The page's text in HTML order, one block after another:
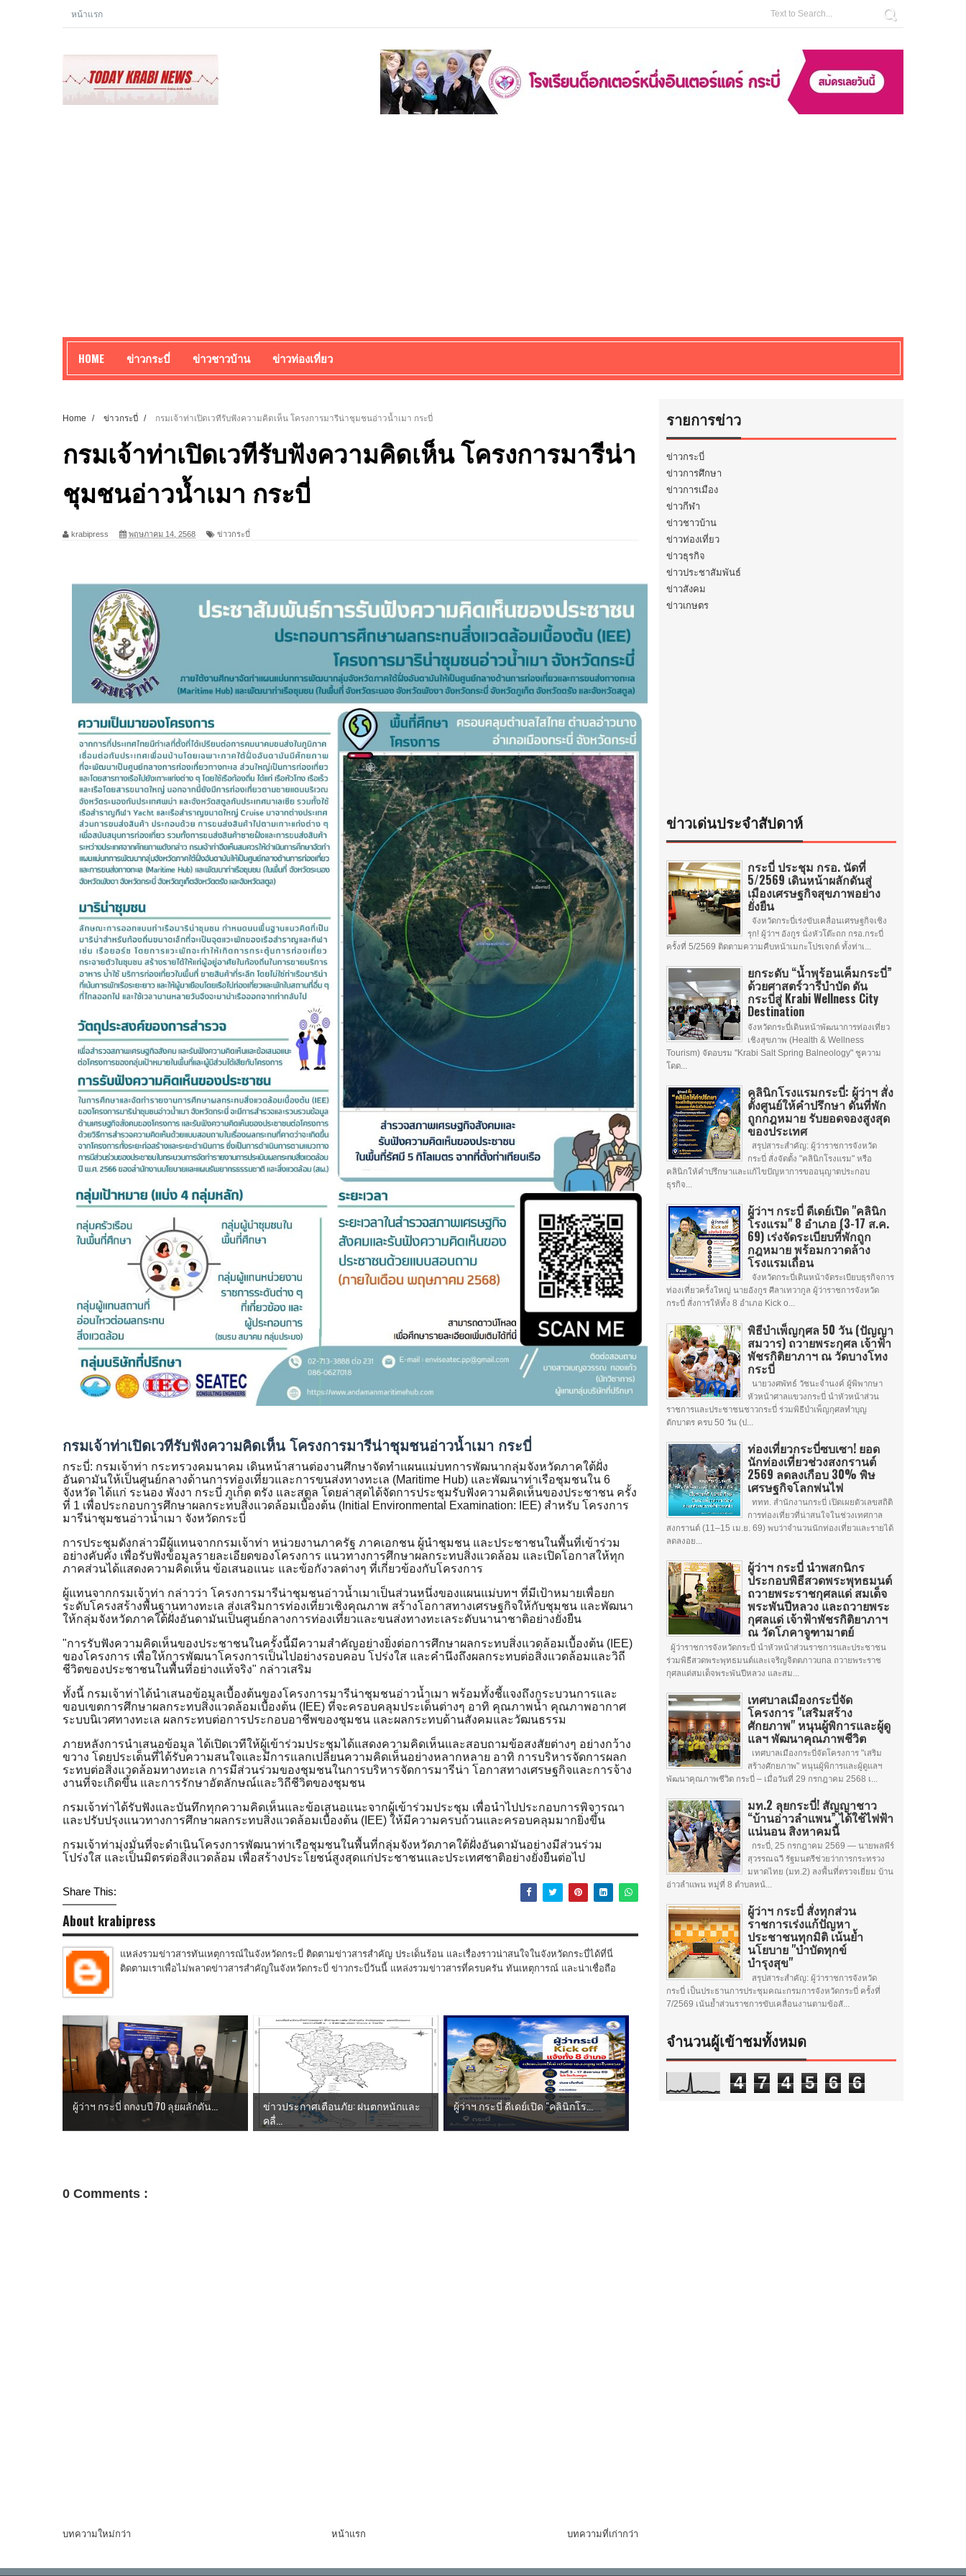
หน้าแรก
HOME ข่าวกระบี่ ข่าวชาวบ้าน ข่าวท่องเที่ยว
Home / ข่าวกระบี่ / กรมเจ้าท่าเปิดเวทีรับฟังความคิดเห็น โครงการมารีน่าชุมชนอ่าวน้ำเมา กระบี่
กรมเจ้าท่าเปิดเวทีรับฟังความคิดเห็น โครงการมารีน่า
ชุมชนอ่าวน้ำเมา กระบี่
krabipress พฤษภาคม 14, 2568 ข่าวกระบี่
กรมเจ้าท่าเปิดเวทีรับฟังความคิดเห็น โครงการมารีน่าชุมชนอ่าวน้ำเมา กระบี่
กระบี่: กรมเจ้าท่า กระทรวงคมนาคม เดินหน้าสานต่องานศึกษาจัดทำแผนแม่บทการพัฒนากลุ่มจังหวัดภาคใต้ฝั่ง
อันดามันให้เป็นศูนย์กลางด้านการท่องเที่ยวและการขนส่งทางทะเล (Maritime Hub) และพัฒนาท่าเรือชุมชนใน 6
จังหวัด ได้แก่ ระนอง พังงา กระบี่ ภูเก็ต ตรัง และสตูล โดยล่าสุดได้จัดการประชุมรับฟังความคิดเห็นของประชาชน ครั้ง
ที่ 1 เพื่อประกอบการศึกษาผลกระทบสิ่งแวดล้อมเบื้องต้น (Initial Environmental Examination: IEE) สำหรับ โครงการ
มารีน่าชุมชนอ่าวน้ำเมา จังหวัดกระบี่
การประชุมดังกล่าวมีผู้แทนจากกรมเจ้าท่า หน่วยงานภาครัฐ ภาคเอกชน ผู้นำชุมชน และประชาชนในพื้นที่เข้าร่วม
อย่างคับคั่ง เพื่อรับฟังข้อมูลรายละเอียดของโครงการ แนวทางการศึกษาผลกระทบสิ่งแวดล้อม และเปิดโอกาสให้ทุก
ภาคส่วนได้แสดงความคิดเห็น ข้อเสนอแนะ และข้อกังวลต่างๆ ที่เกี่ยวข้องกับโครงการ
ผู้แทนจากกรมเจ้าท่า กล่าวว่า โครงการมารีน่าชุมชนอ่าวน้ำเมาเป็นส่วนหนึ่งของแผนแม่บทฯ ที่มีเป้าหมายเพื่อยก
ระดับโครงสร้างพื้นฐานทางทะเล ส่งเสริมการท่องเที่ยวเชิงคุณภาพ สร้างโอกาสทางเศรษฐกิจให้กับชุมชน และพัฒนา
ให้กลุ่มจังหวัดภาคใต้ฝั่งอันดามันเป็นศูนย์กลางการท่องเที่ยวและขนส่งทางทะเลระดับนานาชาติอย่างยั่งยืน
"การรับฟังความคิดเห็นของประชาชนในครั้งนี้มีความสำคัญอย่างยิ่งต่อการศึกษาผลกระทบสิ่งแวดล้อมเบื้องต้น (IEE)
ของโครงการ เพื่อให้การพัฒนาโครงการเป็นไปอย่างรอบคอบ โปร่งใส และคำนึงถึงผลกระทบต่อสิ่งแวดล้อมและวิถี
ชีวิตของประชาชนในพื้นที่อย่างแท้จริง" กล่าวเสริม
ทั้งนี้ กรมเจ้าท่าได้นำเสนอข้อมูลเบื้องต้นของโครงการมารีน่าชุมชนอ่าวน้ำเมา พร้อมทั้งชี้แจงถึงกระบวนการและ
ขอบเขตการศึกษาผลกระทบสิ่งแวดล้อมเบื้องต้น (IEE) ที่จะครอบคลุมประเด็นต่างๆ อาทิ คุณภาพน้ำ คุณภาพอากาศ
ระบบนิเวศทางทะเล ผลกระทบต่อการประกอบอาชีพของชุมชน และผลกระทบด้านสังคมและวัฒนธรรม
ภายหลังการนำเสนอข้อมูล ได้เปิดเวทีให้ผู้เข้าร่วมประชุมได้แสดงความคิดเห็นและสอบถามข้อสงสัยต่างๆ อย่างกว้าง
ขวาง โดยประเด็นที่ได้รับความสนใจและมีการแลกเปลี่ยนความคิดเห็นอย่างหลากหลาย อาทิ การบริหารจัดการผลก
ระทบต่อสิ่งแวดล้อมทางทะเล การมีส่วนร่วมของชุมชนในการบริหารจัดการมารีน่า โอกาสทางเศรษฐกิจและการจ้าง
งานที่จะเกิดขึ้น และการรักษาอัตลักษณ์และวิถีชีวิตของชุมชน
กรมเจ้าท่าได้รับฟังและบันทึกทุกความคิดเห็นและข้อเสนอแนะจากผู้เข้าร่วมประชุม เพื่อนำไปประกอบการพิจารณา
และปรับปรุงแนวทางการศึกษาผลกระทบสิ่งแวดล้อมเบื้องต้น (IEE) ให้มีความครบถ้วนและครอบคลุมมากยิ่งขึ้น
กรมเจ้าท่ามุ่งมั่นที่จะดำเนินโครงการพัฒนาท่าเรือชุมชนในพื้นที่กลุ่มจังหวัดภาคใต้ฝั่งอันดามันอย่างมีส่วนร่วม
โปร่งใส และเป็นมิตรต่อสิ่งแวดล้อม เพื่อสร้างประโยชน์สูงสุดแก่ประชาชนและประเทศชาติอย่างยั่งยืนต่อไป
Share This:
About krabipress
แหล่งรวมข่าวสารทันเหตุการณ์ในจังหวัดกระบี่ ติดตามข่าวสารสำคัญ ประเด็นร้อน และเรื่องราวน่าสนใจในจังหวัดกระบี่ได้ที่นี่
ติดตามเราเพื่อไม่พลาดข่าวสารสำคัญในจังหวัดกระบี่ ข่าวกระบี่วันนี้ แหล่งรวมข่าวสารที่ครบครัน ทันเหตุการณ์ และน่าเชื่อถือ
ผู้ว่าฯ กระบี่ ถกงบปี 70 ลุยผลักดัน...
ข่าวประกาศเตือนภัย: ฝนตกหนักและ
คลื่...
ผู้ว่าฯ กระบี่ ดีเดย์เปิด "คลินิกโร...
0 Comments :
บทความใหม่กว่า บทความที่เก่ากว่า
หน้าแรก
รายการข่าว
ข่าวกระบี่
ข่าวการศึกษา
ข่าวการเมือง
ข่าวกีฬา
ข่าวชาวบ้าน
ข่าวท่องเที่ยว
ข่าวธุรกิจ
ข่าวประชาสัมพันธ์
ข่าวสังคม
ข่าวเกษตร
ข่าวเด่นประจำสัปดาห์
กระบี่ ประชุม กรอ. นัดที่
5/2569 เดินหน้าผลักดันสู่
เมืองเศรษฐกิจสุขภาพอย่าง
ยั่งยืน
จังหวัดกระบี่เร่งขับเคลื่อนเศรษฐกิจเชิง
รุก! ผู้ว่าฯ อังกูร นั่งหัวโต๊ะถก กรอ.กระบี่
ครั้งที่ 5/2569 ติดตามความคืบหน้าเมกะโปรเจกต์ ทั้งท่าเ...
ยกระดับ “น้ำพุร้อนเค็มกระบี่”
ด้วยศาสตร์วารีบำบัด ดัน
กระบี่สู่ Krabi Wellness City
Destination
จังหวัดกระบี่เดินหน้าพัฒนาการท่องเที่ยว
เชิงสุขภาพ (Health & Wellness
Tourism) จัดอบรม "Krabi Salt Spring Balneology" ชูความ
โดด...
คลินิกโรงแรมกระบี่: ผู้ว่าฯ สั่ง
ตั้งศูนย์ให้คำปรึกษา ดันที่พัก
ถูกกฎหมาย รับยอดจองสูงสุด
ของประเทศ
สรุปสาระสำคัญ: ผู้ว่าราชการจังหวัด
กระบี่ สั่งจัดตั้ง "คลินิกโรงแรม" หรือ
คลินิกให้คำปรึกษาและแก้ไขปัญหาการขออนุญาตประกอบ
ธุรกิจ...
ผู้ว่าฯ กระบี่ ดีเดย์เปิด "คลินิก
โรงแรม" 8 อำเภอ (3-17 ส.ค.
69) เร่งจัดระเบียบที่พักถูก
กฎหมาย พร้อมกวาดล้าง
โรงแรมเถื่อน
จังหวัดกระบี่เดินหน้าจัดระเบียบธุรกิจการ
ท่องเที่ยวครั้งใหญ่ นายอังกูร ศีลาเทวากูล ผู้ว่าราชการจังหวัด
กระบี่ สั่งการให้ทั้ง 8 อำเภอ Kick o...
พิธีบำเพ็ญกุศล 50 วัน (ปัญญา
สมวาร) ถวายพระกุศล เจ้าฟ้า
พัชรกิติยาภาฯ ณ วัดบางโทง
กระบี่
นายวงศพัทธ์ วัชนะจำนงค์ ผู้พิพากษา
หัวหน้าศาลแขวงกระบี่ นำหัวหน้าส่วน
ราชการและประชาชนชาวกระบี่ ร่วมพิธีบำเพ็ญกุศลทำบุญ
ตักบาตร ครบ 50 วัน (ป...
ท่องเที่ยวกระบี่ซบเซา! ยอด
นักท่องเที่ยวช่วงสงกรานต์
2569 ลดลงเกือบ 30% พิษ
เศรษฐกิจโลกพ่นไฟ
ททท. สำนักงานกระบี่ เปิดเผยตัวเลขสถิติ
การท่องเที่ยวที่น่าสนใจในช่วงเทศกาล
สงกรานต์ (11–15 เม.ย. 69) พบว่าจำนวนนักท่องเที่ยวและรายได้
ลดลงอย...
ผู้ว่าฯ กระบี่ นำพสกนิกร
ประกอบพิธีสวดพระพุทธมนต์
ถวายพระราชกุศลแด่ สมเด็จ
พระพันปีหลวง และถวายพระ
กุศลแด่ เจ้าฟ้าพัชรกิติยาภาฯ
ณ วัดโภคาจูฑามาตย์
ผู้ว่าราชการจังหวัดกระบี่ นำหัวหน้าส่วนราชการและประชาชน
ร่วมพิธีสวดพระพุทธมนต์และเจริญจิตตภาวuna ถวายพระราช
กุศลแด่สมเด็จพระพันปีหลวง และสม...
เทศบาลเมืองกระบี่จัด
โครงการ "เสริมสร้าง
ศักยภาพ" หนุนผู้พิการและผู้ดู
แลฯ พัฒนาคุณภาพชีวิต
เทศบาลเมืองกระบี่จัดโครงการ "เสริม
สร้างศักยภาพ" หนุนผู้พิการและผู้ดูแลฯ
พัฒนาคุณภาพชีวิต กระบี่ – เมื่อวันที่ 29 กรกฎาคม 2568 เ...
มท.2 ลุยกระบี่! สัญญาชาว
“บ้านอ่าวลำแพน” ได้ใช้ไฟฟ้า
แน่นอน สิงหาคมนี้
กระบี่, 25 กรกฎาคม 2569 — นายพลพีร์
สุวรรณฉวี รัฐมนตรีช่วยว่าการกระทรวง
มหาดไทย (มท.2) ลงพื้นที่ตรวจเยี่ยม บ้าน
อ่าวลำแพน หมู่ที่ 8 ตำบลหน้...
ผู้ว่าฯ กระบี่ สั่งทุกส่วน
ราชการเร่งแก้ปัญหา
ประชาชนทุกมิติ เน้นย้ำ
นโยบาย "บำบัดทุกข์
บำรุงสุข"
สรุปสาระสำคัญ: ผู้ว่าราชการจังหวัด
กระบี่ เป็นประธานการประชุมคณะกรมการจังหวัดกระบี่ ครั้งที่
7/2569 เน้นย้ำส่วนราชการขับเคลื่อนงานตามข้อสั...
จำนวนผู้เข้าชมทั้งหมด
4 7 4 5 6 6